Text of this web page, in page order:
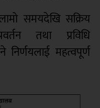
लामो समयदेखि सक्रिय
तथा प्रविधि
निर्णयलाई महत्वपूर्ण